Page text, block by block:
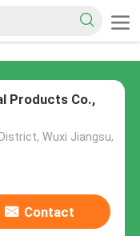
Products Co.,
Wuxi Jiangsu,
Contact